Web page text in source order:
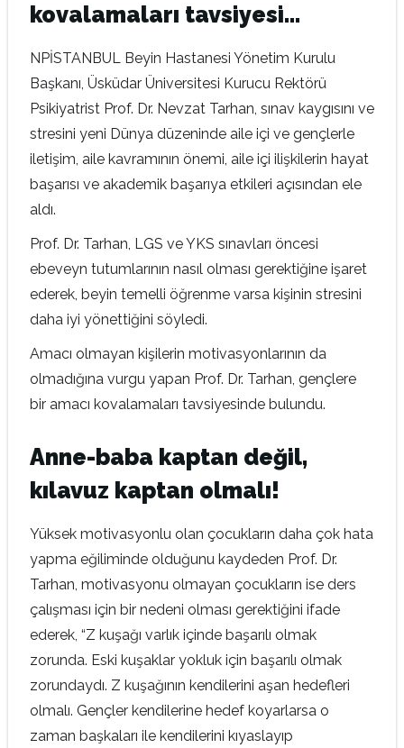
kovalamaları tavsiyesi…
NPİSTANBUL Beyin Hastanesi Yönetim Kurulu
Başkanı, Üsküdar Üniversitesi Kurucu Rektörü
Psikiyatrist Prof. Dr. Nevzat Tarhan, sınav kaygısını ve
stresini yeni Dünya düzeninde aile içi ve gençlerle
iletişim, aile kavramının önemi, aile içi ilişkilerin hayat
başarısı ve akademik başarıya etkileri açısından ele
aldı.
Prof. Dr. Tarhan, LGS ve YKS sınavları öncesi
ebeveyn tutumlarının nasıl olması gerektiğine işaret
ederek, beyin temelli öğrenme varsa kişinin stresini
daha iyi yönettiğini söyledi.
Amacı olmayan kişilerin motivasyonlarının da
olmadığına vurgu yapan Prof. Dr. Tarhan, gençlere
bir amacı kovalamaları tavsiyesinde bulundu.
Anne-baba kaptan değil,
kılavuz kaptan olmalı!
Yüksek motivasyonlu olan çocukların daha çok hata
yapma eğiliminde olduğunu kaydeden Prof. Dr.
Tarhan, motivasyonu olmayan çocukların ise ders
çalışması için bir nedeni olması gerektiğini ifade
ederek, “Z kuşağı varlık içinde başarılı olmak
zorunda. Eski kuşaklar yokluk için başarılı olmak
zorundaydı. Z kuşağının kendilerini aşan hedefleri
olmalı. Gençler kendilerine hedef koyarlarsa o
zaman başkaları ile kendilerini kıyaslayıp